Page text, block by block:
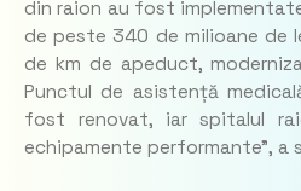
din raion au fost
de peste 340 de milioane
de km de apeduct,
Punctul de asistență
fost renovat, iar spitalul
echipamente performante”, a